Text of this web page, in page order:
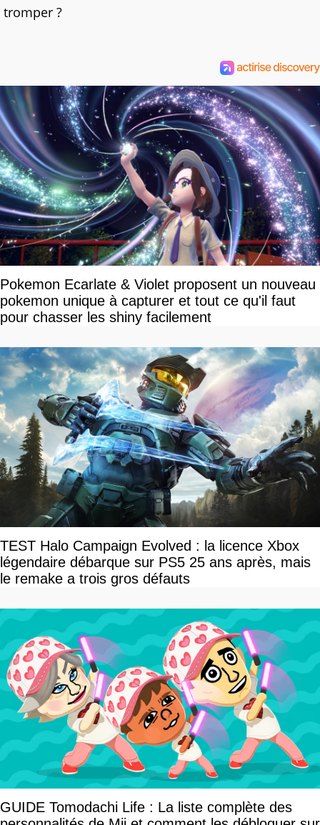
tromper ?
Pokemon Ecarlate & Violet proposent un nouveau
pokemon unique à capturer et tout ce qu'il faut
pour chasser les shiny facilement
TEST Halo Campaign Evolved : la licence Xbox
légendaire débarque sur PS5 25 ans après, mais
le remake a trois gros défauts
GUIDE Tomodachi Life : La liste complète des